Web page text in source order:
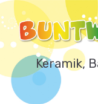
Zum
Inhalt
springen
Keramik,